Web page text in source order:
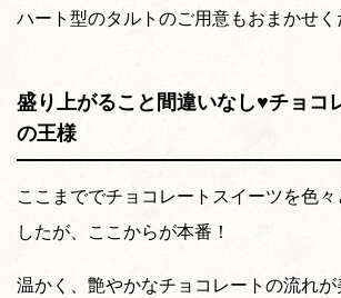
ハート型のタルトのご用意もおまかせく
盛り上がること間違いなし♥チョコ
の王様
ここまででチョコレートスイーツを色
したが、ここからが本番！
温かく、艶やかなチョコレートの流れ